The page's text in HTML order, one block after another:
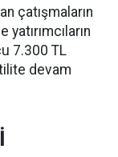
çatışmaların
7.300 TL
devam